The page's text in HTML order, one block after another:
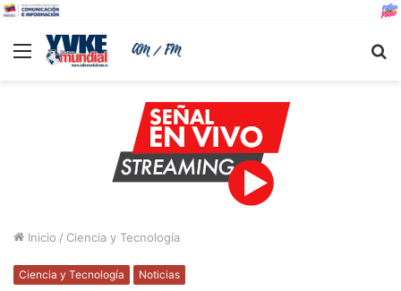
Menu
Inicio / Ciencia y Tecnología
Ciencia y Tecnología Noticias